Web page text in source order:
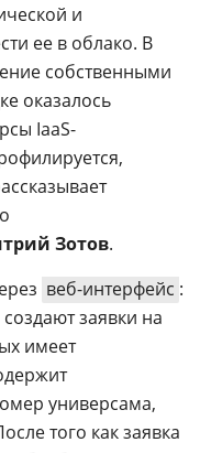
и
ее в облако. В
собственными
оказалось
IaaS-
Зотов.
веб-интерфейс :
заявки на
имеет
универсама,
того как заявка